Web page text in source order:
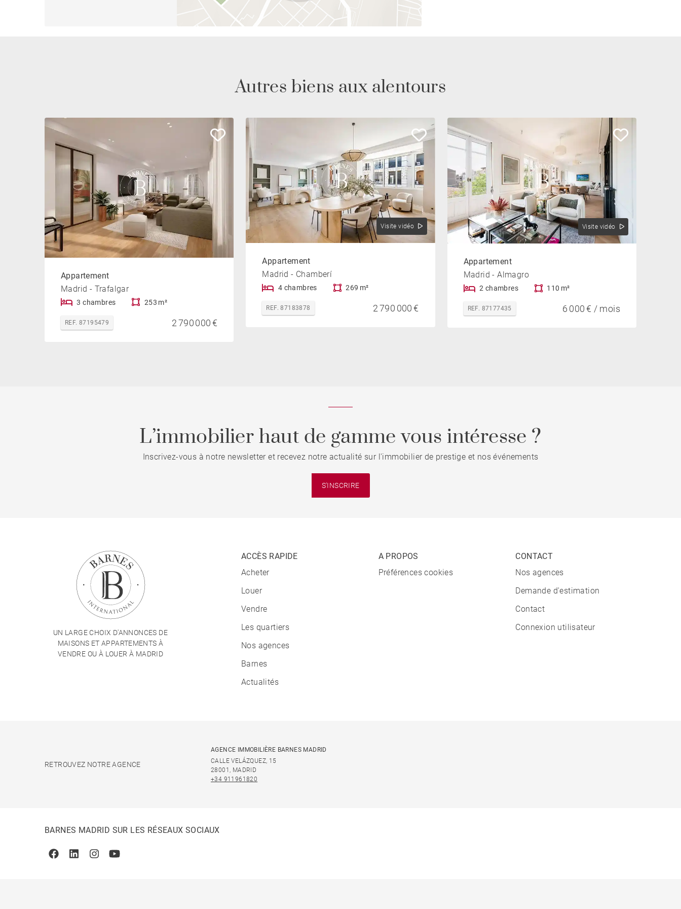
Autres biens aux alentours
Appartement
Madrid - Trafalgar
3 chambres 253 m²
REF. 87195479 2 790 000 €
Visite vidéo
Appartement
Madrid - Chamberí
4 chambres 269 m²
REF. 87183878 2 790 000 €
Visite vidéo
Appartement
Madrid - Almagro
2 chambres 110 m²
REF. 87177435 6 000 € / mois
L’immobilier haut de gamme vous intéresse ?
Inscrivez-vous à notre newsletter et recevez notre actualité sur l'immobilier de prestige et nos événements
S'INSCRIRE
UN LARGE CHOIX D'ANNONCES DE
MAISONS ET APPARTEMENTS À
VENDRE OU À LOUER À MADRID
ACCÈS RAPIDE
Acheter
Louer
Vendre
Les quartiers
Nos agences
Barnes
Actualités
A PROPOS
Préférences cookies
CONTACT
Nos agences
Demande d'estimation
Contact
Connexion utilisateur
RETROUVEZ NOTRE AGENCE
AGENCE IMMOBILIÈRE BARNES MADRID
CALLE VELÁZQUEZ, 15
28001, MADRID
+34 911961820
BARNES MADRID SUR LES RÉSEAUX SOCIAUX
FacebookLinkedinInstagramYoutube